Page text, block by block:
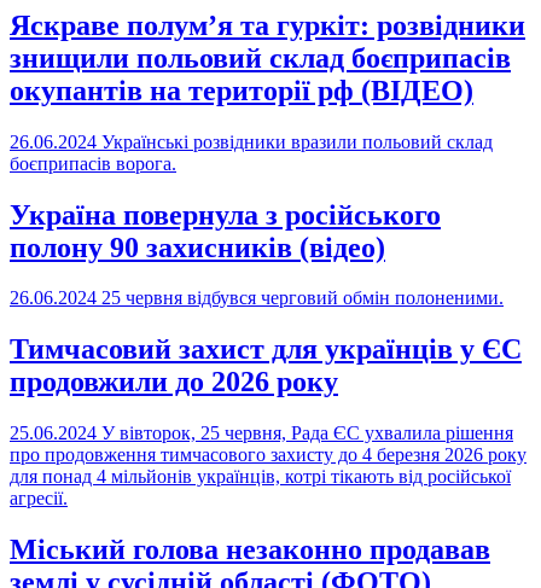
Яскраве полум’я та гуркіт: розвідники
знищили польовий склад боєприпасів
окупантів на території рф (ВІДЕО)
26.06.2024 Українські розвідники вразили польовий склад
боєприпасів ворога.
Україна повернула з російського
полону 90 захисників (відео)
26.06.2024 25 червня відбувся черговий обмін полоненими.
Тимчасовий захист для українців у ЄС
продовжили до 2026 року
25.06.2024 У вівторок, 25 червня, Рада ЄС ухвалила рішення
про продовження тимчасового захисту до 4 березня 2026 року
для понад 4 мільйонів українців, котрі тікають від російської
агресії.
Міський голова незаконно продавав